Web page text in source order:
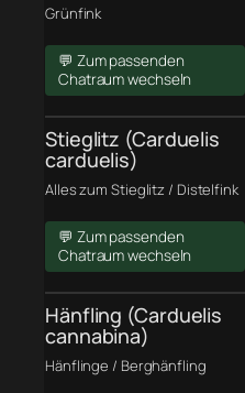
Grünfink
💬 Zum passenden
Chatraum wechseln
Stieglitz (Carduelis
carduelis)
Alles zum Stieglitz / Distelfink
💬 Zum passenden
Chatraum wechseln
Hänfling (Carduelis
cannabina)
Hänflinge / Berghänfling